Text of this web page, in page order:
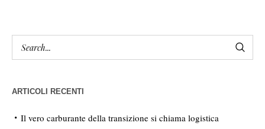
ARTICOLI RECENTI
Il vero carburante della transizione si chiama logistica